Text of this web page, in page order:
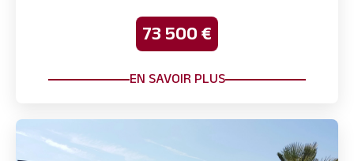
73 500 €
EN SAVOIR PLUS